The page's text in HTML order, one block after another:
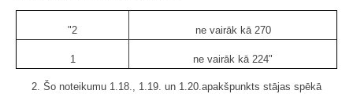
"2 ne vairāk kā 270
1 ne vairāk kā 224"
2. Šo noteikumu 1.18., 1.19. un 1.20.apakšpunkts stājas spēkā